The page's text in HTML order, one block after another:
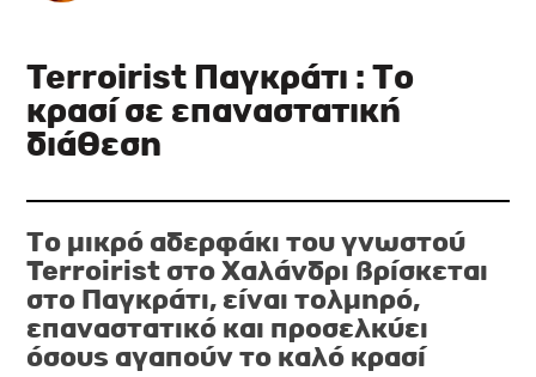
Terroirist Παγκράτι : Το
κρασί σε επαναστατική
διάθεση
Το μικρό αδερφάκι του γνωστού
Terroirist στο Χαλάνδρι βρίσκεται
στο Παγκράτι, είναι τολμηρό,
επαναστατικό και προσελκύει
όσους αγαπούν το καλό κρασί